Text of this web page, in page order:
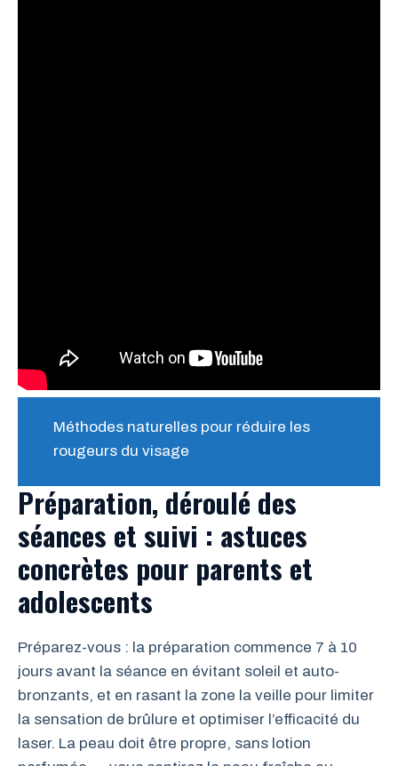
Méthodes naturelles pour réduire les
rougeurs du visage
Préparation, déroulé des
séances et suivi : astuces
concrètes pour parents et
adolescents
Préparez-vous : la préparation commence 7 à 10
jours avant la séance en évitant soleil et auto-
bronzants, et en rasant la zone la veille pour limiter
la sensation de brûlure et optimiser l’efficacité du
laser. La peau doit être propre, sans lotion